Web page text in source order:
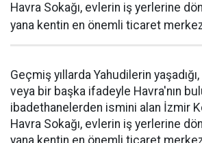
Havra Sokağı, evlerin iş yerlerine
yana kentin en önemli ticaret
Geçmiş yıllarda Yahudilerin
veya bir başka ifadeyle Havra'nın
ibadethanelerden ismini alan İzmir
Havra Sokağı, evlerin iş yerlerine
yana kentin en önemli ticaret